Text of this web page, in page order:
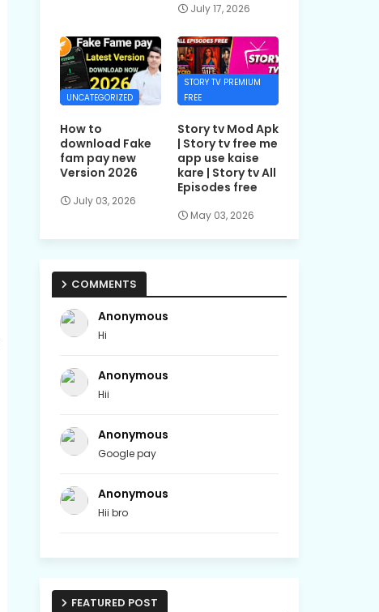
July 17, 2026
UNCATEGORIZED
How to
download Fake
fam pay new
Version 2026
July 03, 2026
STORY TV PREMIUM
FREE
Story tv Mod Apk
| Story tv free me
app use kaise
kare | Story tv All
Episodes free
May 03, 2026
COMMENTS
Anonymous
Hi
Anonymous
Hii
Anonymous
Google pay
Anonymous
Hii bro
FEATURED POST